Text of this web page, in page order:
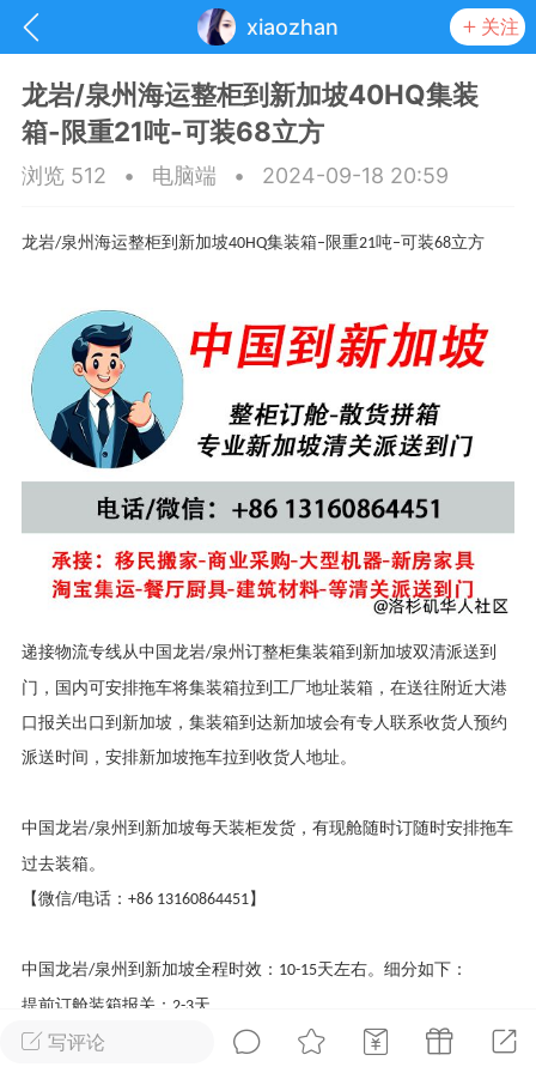
xiaozhan 关注
每日任务 签到有奖
华人资讯
阅读洛杉矶新闻
华人论坛
华人社区信息发布规范》
洛杉矶热点 娱乐八卦 同乡联谊
民宿短租 房屋买卖 商铺转让
写评论
龙岩/泉州海运整柜到新加坡40HQ集装
箱-限重21吨-可装68立方
浏览 512 • 电脑端 • 2024-09-18 20:59
龙岩/泉州海运整柜到新加坡40HQ集装箱– 限重21吨–可装68立方
递接物流专线从中国龙岩/泉州订整柜集装箱到新加坡双清派送到
门，国内可安排拖车将集装箱拉到工厂地址装箱，在送往附近大港
口报关出口到新加坡，集装箱到达新加坡会有专人联系收货人预约
派送时间，安排新加坡拖车拉到收货人地址。
中国龙岩/泉州到新加坡每天装柜发货，有现舱随时订随时安排拖车
过去装箱。
【微信/电话： +86 13160864451】
中国龙岩/泉州到新加坡全程时效： 10-15天左右。细分如下：
提前订舱装箱报关： 2-3天
截关到开船时效：